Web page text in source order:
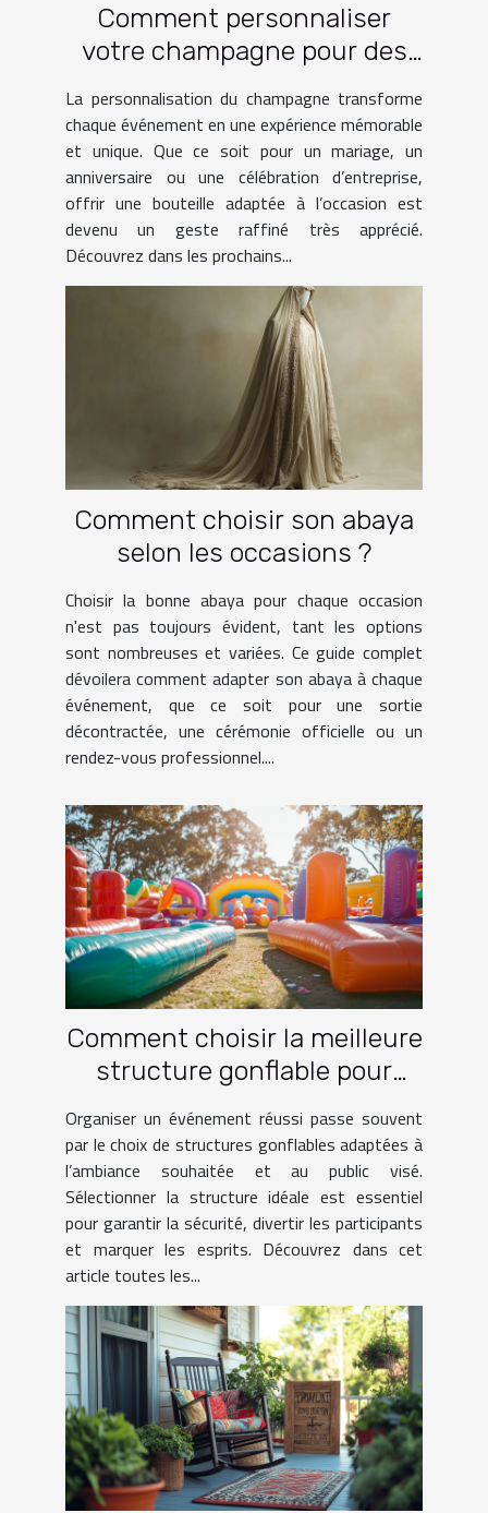
Comment personnaliser
votre champagne pour des
La personnalisation du champagne transforme
chaque événement en une expérience mémorable
et unique. Que ce soit pour un mariage, un
anniversaire ou une célébration d’entreprise,
offrir une bouteille adaptée à l’occasion est
devenu un geste raffiné très apprécié.
Découvrez dans les prochains...
Comment choisir son abaya
selon les occasions ?
Choisir la bonne abaya pour chaque occasion
n'est pas toujours évident, tant les options
sont nombreuses et variées. Ce guide complet
dévoilera comment adapter son abaya à chaque
événement, que ce soit pour une sortie
décontractée, une cérémonie officielle ou un
rendez-vous professionnel....
Comment choisir la meilleure
structure gonflable pour
votre événement ?
Organiser un événement réussi passe souvent
par le choix de structures gonflables adaptées à
l’ambiance souhaitée et au public visé.
Sélectionner la structure idéale est essentiel
pour garantir la sécurité, divertir les participants
et marquer les esprits. Découvrez dans cet
article toutes les...